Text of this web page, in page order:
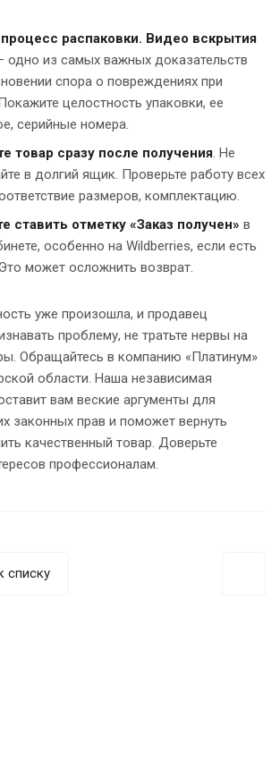
распаковки. Видео вскрытия
одно из самых важных доказательств
спора о повреждениях при
целостность упаковки, ее
серийные номера.
товар сразу после получения. Не
в долгий ящик. Проверьте работу всех
размеров, комплектацию.
ставить отметку «Заказ получен» в
особенно на Wildberries, если есть
может осложнить возврат.
уже произошла, и продавец
проблему, не тратьте нервы на
Обращайтесь в компанию «Платинум»
области. Наша независимая
вам веские аргументы для
законных прав и поможет вернуть
качественный товар. Доверьте
профессионалам.
списку